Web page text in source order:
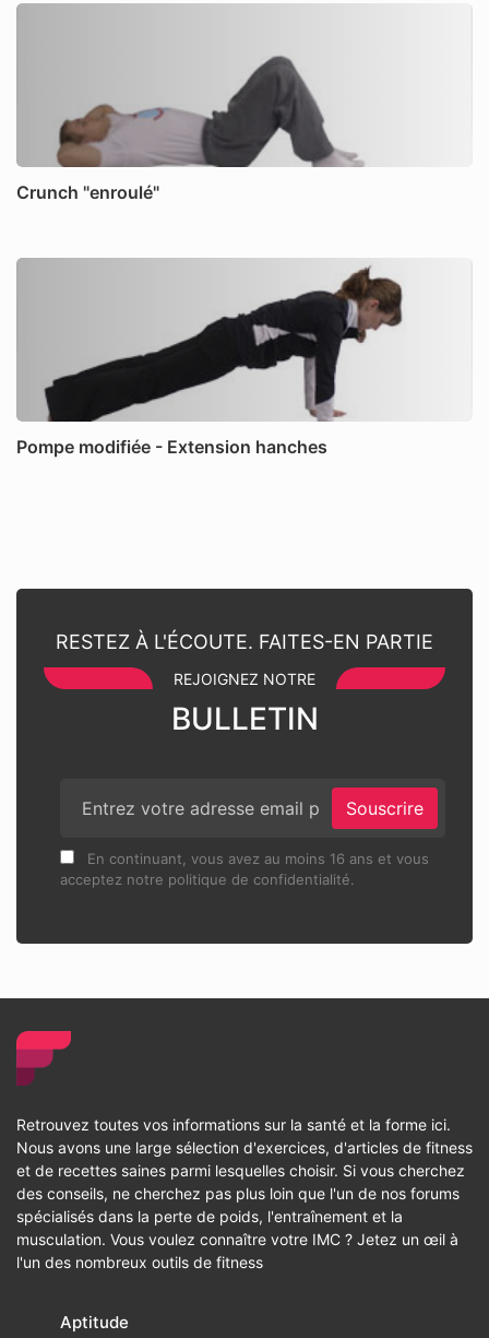
Crunch "enroulé"
Pompe modifiée - Extension hanches
RESTEZ À L'ÉCOUTE. FAITES-EN PARTIE
REJOIGNEZ NOTRE
BULLETIN
Souscrire
En continuant, vous avez au moins 16 ans et vous
acceptez notre politique de confidentialité.
Retrouvez toutes vos informations sur la santé et la forme ici.
Nous avons une large sélection d'exercices, d'articles de fitness
et de recettes saines parmi lesquelles choisir. Si vous cherchez
des conseils, ne cherchez pas plus loin que l'un de nos forums
spécialisés dans la perte de poids, l'entraînement et la
musculation. Vous voulez connaître votre IMC ? Jetez un œil à
l'un des nombreux outils de fitness
Aptitude